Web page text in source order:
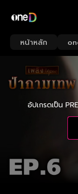
หน้าหลัก
อัปเกรดเป็น